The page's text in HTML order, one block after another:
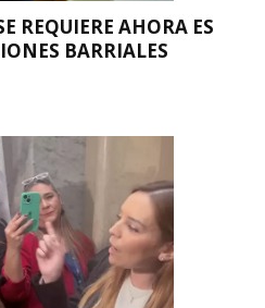
REQUIERE AHORA ES
BARRIALES